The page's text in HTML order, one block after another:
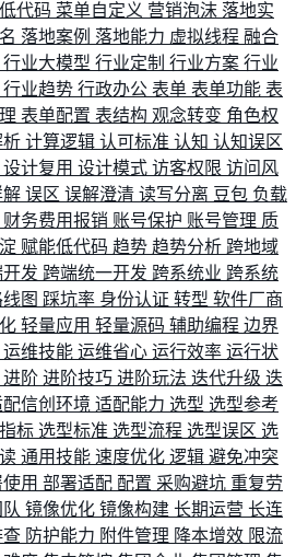
代码 菜单自定义 营销泡沫 落地实
落地案例 落地能力 虚拟线程 融合
行业大模型 行业定制 行业方案 行业
行业趋势 行政办公 表单 表单功能 表
表单配置 表结构 观念转变 角色权
析 计算逻辑 认可标准 认知 认知误区
设计复用 设计模式 访客权限 访问风
解 误区 误解澄清 读写分离 豆包 负载
财务费用报销 账号保护 账号管理 质
赋能低代码 趋势 趋势分析 跨地域
发 跨端统一开发 跨系统业 跨系统
图 踩坑率 身份认证 转型 软件厂商
轻量应用 轻量源码 辅助编程 边界
运维技能 运维省心 运行效率 运行状
进阶 进阶技巧 进阶玩法 迭代升级 迭
配信创环境 适配能力 选型 选型参考
标 选型标准 选型流程 选型误区 选
通用技能 速度优化 逻辑 避免冲突
用 部署适配 配置 采购避坑 重复劳
镜像优化 镜像构建 长期运营 长连
查 防护能力 附件管理 降本增效 限流